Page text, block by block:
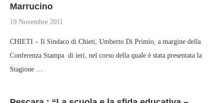
Marrucino
19 Novembre 2011
CHIETI – Il Sindaco di Chieti, Umberto Di Primio, a margine della
Conferenza Stampa di ieri, nel corso della quale è stata presentata la
Stagione …